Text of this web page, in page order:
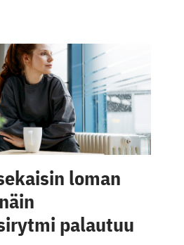
loman
palautuu